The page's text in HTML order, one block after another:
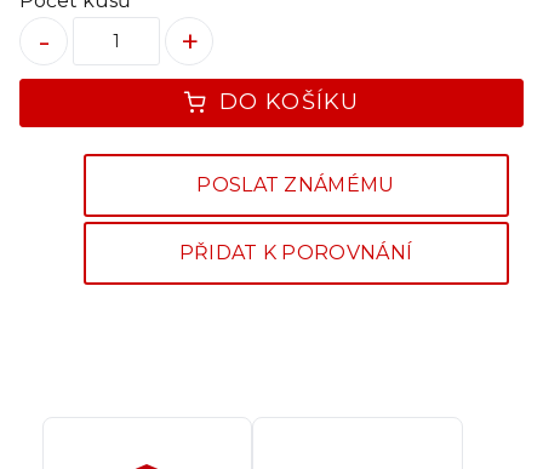
+
-
DO KOŠÍKU
POSLAT ZNÁMÉMU
PŘIDAT K POROVNÁNÍ